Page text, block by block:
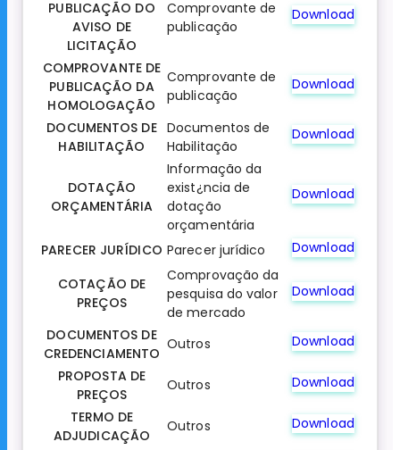
PUBLICAÇÃO DO
AVISO DE
LICITAÇÃO
Comprovante de
publicação
Download
COMPROVANTE DE
PUBLICAÇÃO DA
HOMOLOGAÇÃO
Comprovante de
publicação
Download
DOCUMENTOS DE
HABILITAÇÃO
Documentos de
Habilitação
Download
DOTAÇÃO
ORÇAMENTÁRIA
Informação da
exist¿ncia de
dotação
orçamentária
Download
PARECER JURÍDICO Parecer jurídico Download
COTAÇÃO DE
PREÇOS
Comprovação da
pesquisa do valor
de mercado
Download
DOCUMENTOS DE
CREDENCIAMENTO
Outros
Download
PROPOSTA DE
PREÇOS
Outros
Download
TERMO DE
ADJUDICAÇÃO
Outros
Download